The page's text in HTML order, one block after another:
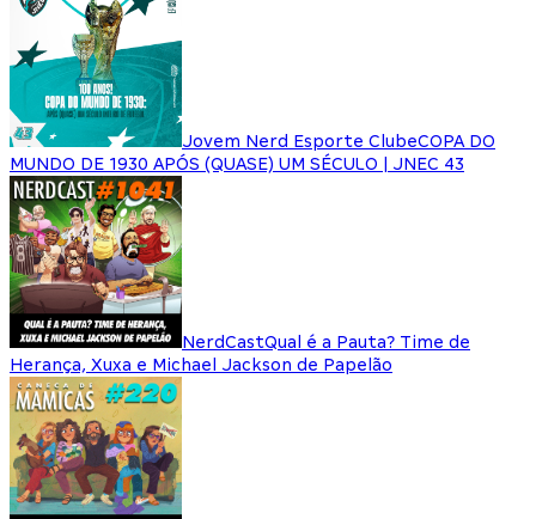
Jovem Nerd Esporte ClubeCOPA DO
MUNDO DE 1930 APÓS (QUASE) UM SÉCULO | JNEC 43
NerdCastQual é a Pauta? Time de
Herança, Xuxa e Michael Jackson de Papelão